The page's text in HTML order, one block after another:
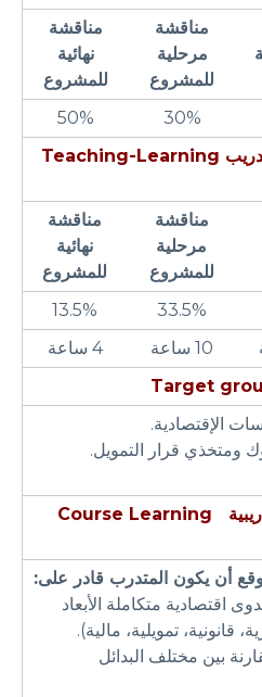
مناقشة
مرحلية
للمشروع
مناقشة
نهائية
للمشروع
30%
50%
Teaching-Learning
مناقشة
مرحلية
للمشروع
مناقشة
نهائية
للمشروع
33.5%
13.5%
10 ساعة
4 ساعة
Target
Course Learning
أن يكون المتدرب قادر على:
اقتصادية متكاملة الأبعاد
قانونية، تمويلية، مالية).
بين مختلف البدائل